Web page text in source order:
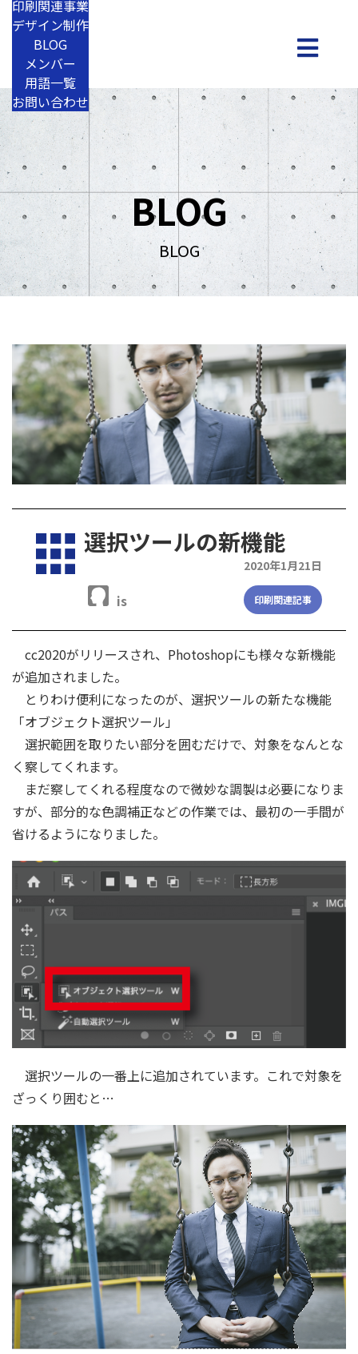
印刷関連事業
デザイン制作
BLOG
メンバー
用語一覧
お問い合わせ
BLOG
BLOG
選択ツールの新機能
2020年1月21日
is 印刷関連記事
cc2020がリリースされ、Photoshopにも様々な新機能
が追加されました。
とりわけ便利になったのが、選択ツールの新たな機能
「オブジェクト選択ツール」
選択範囲を取りたい部分を囲むだけで、対象をなんとな
く察してくれます。
まだ察してくれる程度なので微妙な調製は必要になりま
すが、部分的な色調補正などの作業では、最初の一手間が
省けるようになりました。
選択ツールの一番上に追加されています。これで対象を
ざっくり囲むと…